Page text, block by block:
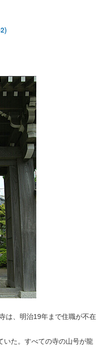
は、明治19年まで住職が不在
いた。すべての寺の山号が龍